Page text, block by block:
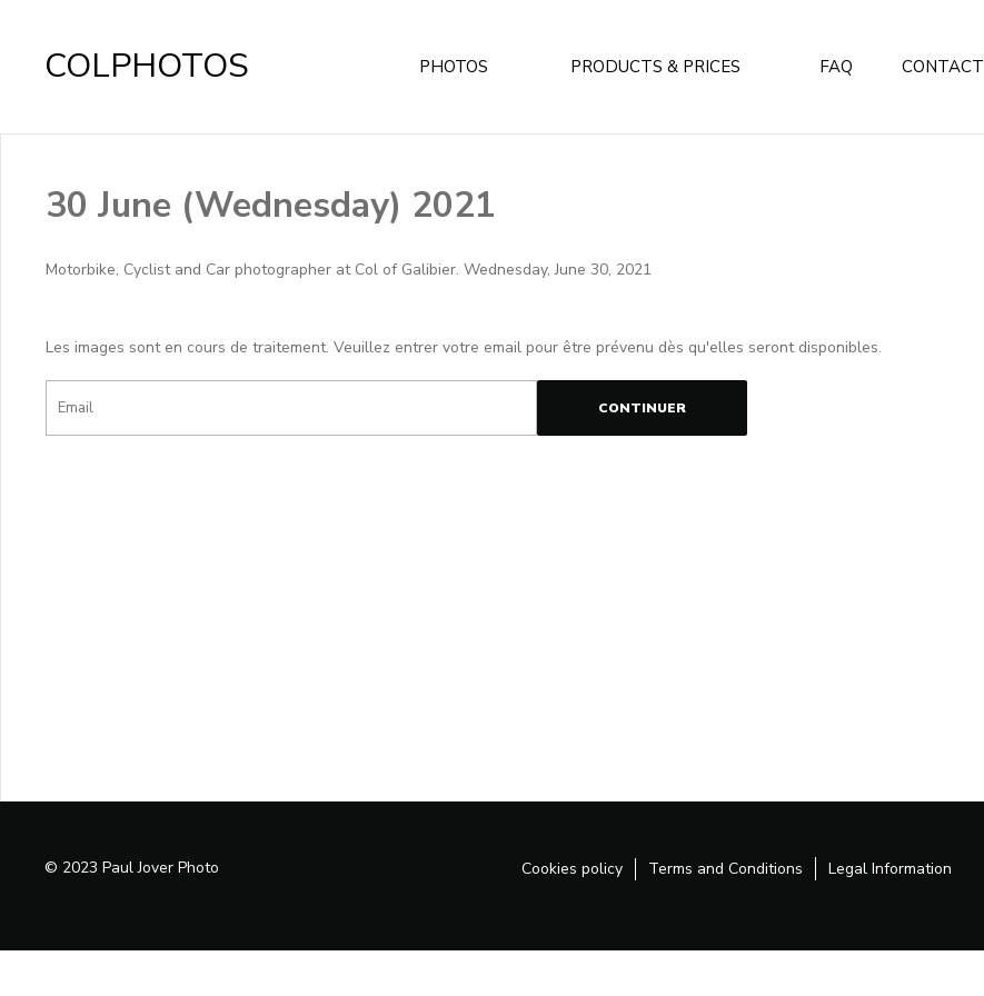
COLPHOTOS PHOTOS PRODUCTS & PRICES FAQ CONTACT
30 June (Wednesday) 2021
Motorbike, Cyclist and Car photographer at Col of Galibier. Wednesday, June 30, 2021
Les images sont en cours de traitement. Veuillez entrer votre email pour être prévenu dès qu'elles seront disponibles.
CONTINUER
© 2023 Paul Jover Photo Cookies policy Terms and Conditions Legal Information